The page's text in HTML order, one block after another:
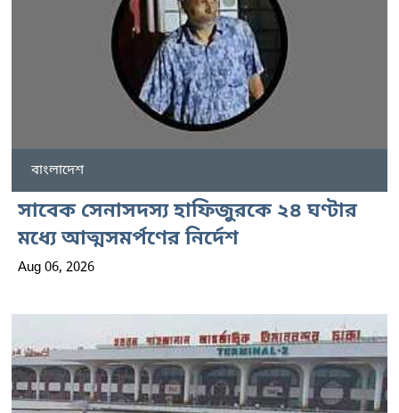
বাংলাদেশ
সাবেক সেনাসদস্য হাফিজুরকে ২৪ ঘণ্টার
মধ্যে আত্মসমর্পণের নির্দেশ
Aug 06, 2026